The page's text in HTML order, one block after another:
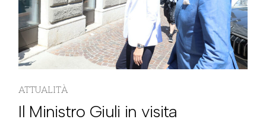
ATTUALITÀ
Il Ministro Giuli in visita